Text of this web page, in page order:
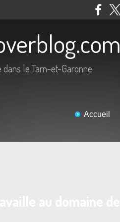
le Tarn-et-Garonne
Accueil